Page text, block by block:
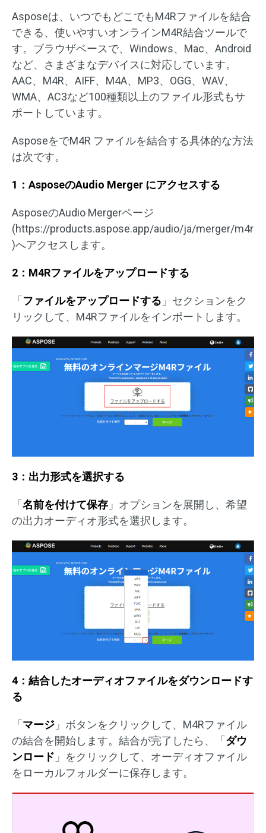
Asposeは、いつでもどこでもM4Rファイルを結合
できる、使いやすいオンラインM4R結合ツールで
す。ブラウザベースで、Windows、Mac、Android
など、さまざまなデバイスに対応しています。
AAC、M4R、AIFF、M4A、MP3、OGG、WAV、
WMA、AC3など100種類以上のファイル形式もサ
ポートしています。
AsposeをでM4R ファイルを結合する具体的な方法
は次です。
1：AsposeのAudio Merger にアクセスする
AsposeのAudio Mergerページ
(https://products.aspose.app/audio/ja/merger/m4r
)へアクセスします。
2：M4Rファイルをアップロードする
「 ファイルをアップロードする 」セクションをク
リックして、M4Rファイルをインポートします。
3：出力形式を選択する
「 名前を付けて保存 」オプションを展開し、希望
の出力オーディオ形式を選択します。
4：結合したオーディオファイルをダウンロードす
る
「 マージ 」ボタンをクリックして、M4Rファイル
の結合を開始します。結合が完了したら、「 ダウ
ンロード 」をクリックして、オーディオファイル
をローカルフォルダーに保存します。